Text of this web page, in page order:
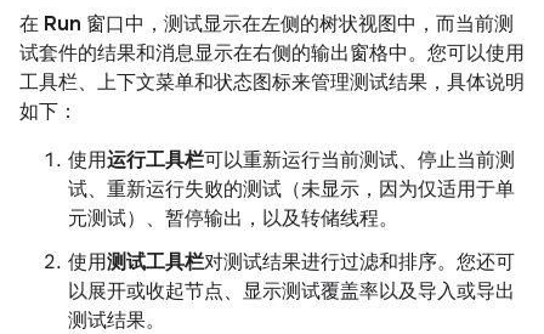
在 Run 窗口中，测试显示在左侧的树状视图中，而当前测
试套件的结果和消息显示在右侧的输出窗格中。您可以使用
工具栏、上下文菜单和状态图标来管理测试结果，具体说明
如下：
使用运行工具栏可以重新运行当前测试、停止当前测
试、重新运行失败的测试（未显示，因为仅适用于单
元测试）、暂停输出，以及转储线程。
使用测试工具栏对测试结果进行过滤和排序。您还可
以展开或收起节点、显示测试覆盖率以及导入或导出
测试结果。